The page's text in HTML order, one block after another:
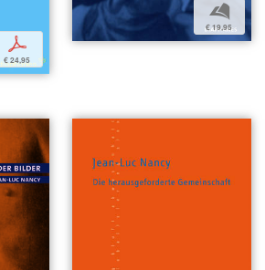
p
€ 24,95
b
€ 19,95